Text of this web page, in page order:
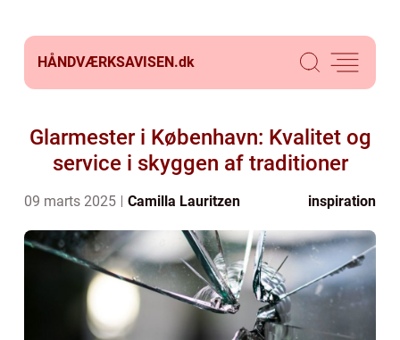
HÅNDVÆRKSAVISEN.dk
Glarmester i København: Kvalitet og
service i skyggen af traditioner
09 marts 2025 Camilla Lauritzen inspiration